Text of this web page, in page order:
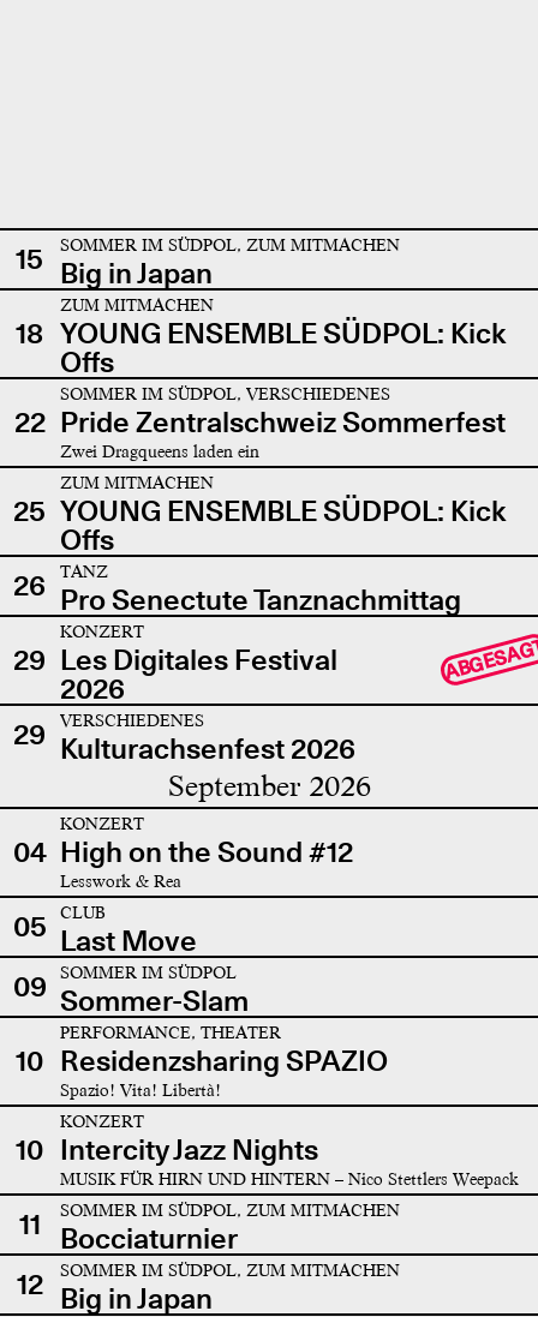
15 SOMMER IM SÜDPOL, ZUM MITMACHEN
Big in Japan
18
ZUM MITMACHEN
YOUNG ENSEMBLE SÜDPOL: Kick
Offs
22
SOMMER IM SÜDPOL, VERSCHIEDENES
Pride Zentralschweiz Sommerfest
Zwei Dragqueens laden ein
25
ZUM MITMACHEN
YOUNG ENSEMBLE SÜDPOL: Kick
Offs
26
TANZ
Pro Senectute Tanznachmittag
29
KONZERT
Les Digitales Festival
2026
29 VERSCHIEDENES
Kulturachsenfest 2026
September 2026
04
KONZERT
High on the Sound #12
Lesswork & Rea
05 CLUB
Last Move
09
SOMMER IM SÜDPOL
Sommer-Slam
10
PERFORMANCE, THEATER
Residenzsharing SPAZIO
Spazio! Vita! Libertà!
10
KONZERT
Intercity Jazz Nights
MUSIK FÜR HIRN UND HINTERN – Nico Stettlers Weepack
11 SOMMER IM SÜDPOL, ZUM MITMACHEN
Bocciaturnier
12
SOMMER IM SÜDPOL, ZUM MITMACHEN
Big in Japan